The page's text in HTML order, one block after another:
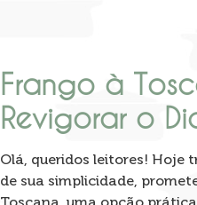
Frango à
Revigorar o
Olá, queridos leitores! Hoje
de sua simplicidade,